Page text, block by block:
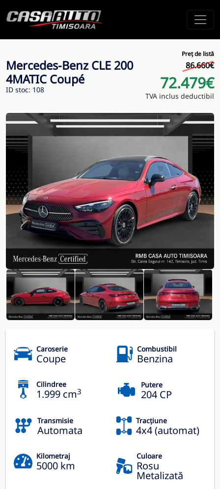
Mercedes-Benz CLE 200
4MATIC Coupé
ID stoc: 108
Preț de listă
86.660€
72.479€
TVA inclus deductibil
Caroserie
Coupe
Combustibil
Benzina
Cilindree
1.999 cm3
Putere
204 CP
Transmisie
Automata
Tracțiune
4x4 (automat)
Kilometraj
5000 km
Culoare
Rosu
Metalizată